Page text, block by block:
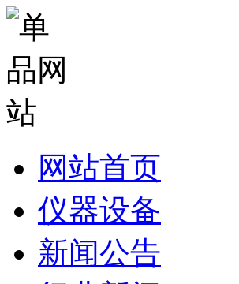
网站首页
仪器设备
新闻公告